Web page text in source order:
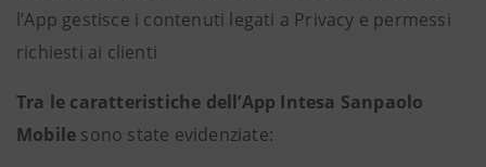
l’App gestisce i contenuti legati a Privacy e permessi
richiesti ai clienti
Tra le caratteristiche dell’App Intesa Sanpaolo
Mobile sono state evidenziate: